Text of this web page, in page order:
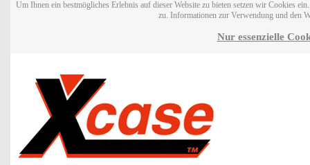
Um Ihnen ein bestmögliches Erlebnis auf dieser Website zu bieten setzen wir Cookies
zu. Informationen zur Verwendung und den
Nur essenzielle